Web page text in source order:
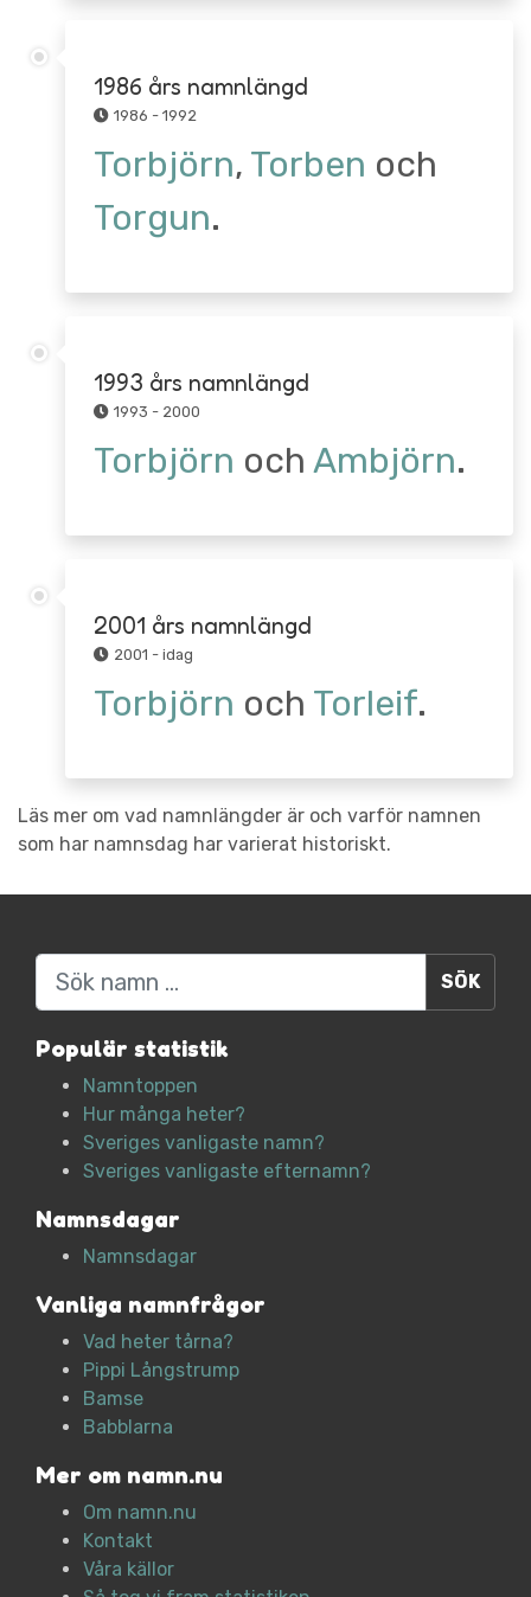
1986 års namnlängd
1986 - 1992
Torbjörn, Torben och
Torgun.
1993 års namnlängd
1993 - 2000
Torbjörn och Ambjörn.
2001 års namnlängd
2001 - idag
Torbjörn och Torleif.
Läs mer om vad namnlängder är och varför namnen
som har namnsdag har varierat historiskt.
Sök
Populär statistik
Namntoppen
Hur många heter?
Sveriges vanligaste namn?
Sveriges vanligaste efternamn?
Namnsdagar
Namnsdagar
Vanliga namnfrågor
Vad heter tårna?
Pippi Långstrump
Bamse
Babblarna
Mer om namn.nu
Om namn.nu
Kontakt
Våra källor